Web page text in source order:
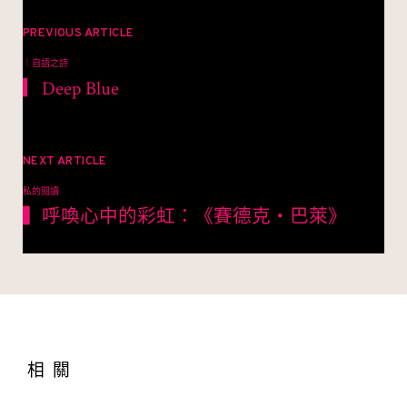
章
導
PREVIOUS ARTICLE
｜自語之詩
▎Deep Blue
NEXT ARTICLE
私的閱讀
▍呼喚心中的彩虹：《賽德克‧巴萊》
相關